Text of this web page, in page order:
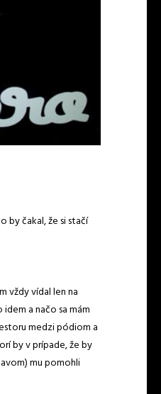
by čakal, že si stačí
vždy vídal len na
a načo sa mám
medzi pódiom a
by v prípade, že by
mu pomohli